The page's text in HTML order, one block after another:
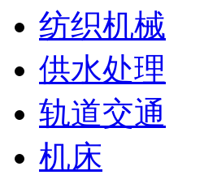
纺织机械
供水处理
轨道交通
机床